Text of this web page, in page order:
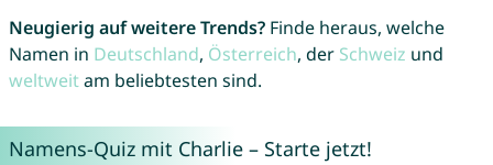
Neugierig auf weitere Trends?Finde heraus, welche
Namen in Deutschland, Österreich, der Schweiz und
weltweitam beliebtesten sind.
Namens-Quiz mit Charlie – Starte jetzt!